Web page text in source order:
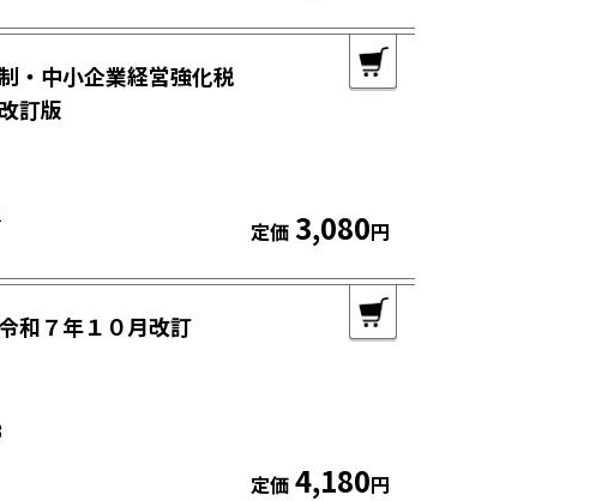
・中小企業経営強化税
訂版
定価 3,080円
和７年１０月改訂
定価 4,180円